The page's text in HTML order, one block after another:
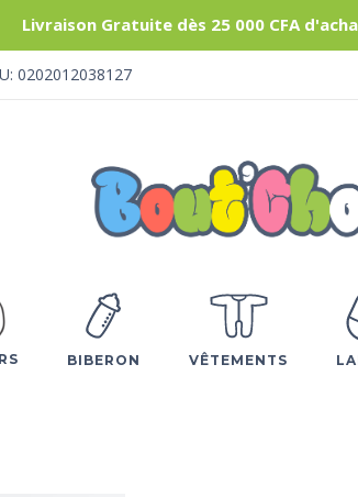
Livraison Gratuite dès 25 000 CFA
0202012038127
BIBERON VÊTEMENTS